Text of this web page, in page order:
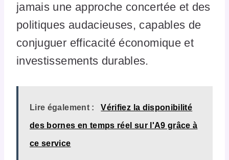
jamais une approche concertée et des
politiques audacieuses, capables de
conjuguer efficacité économique et
investissements durables.
Lire également : Vérifiez la disponibilité
des bornes en temps réel sur l'A9 grâce à
ce service